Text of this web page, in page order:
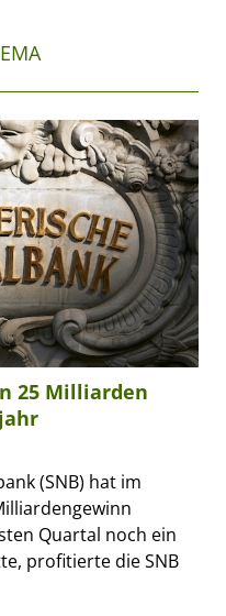
25 Milliarden
(SNB) hat im
Quartal noch ein
profitierte die SNB